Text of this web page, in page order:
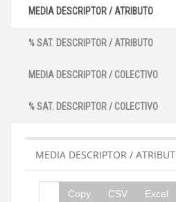
MEDIA DESCRIPTOR / ATRIBUTO
% SAT. DESCRIPTOR / ATRIBUTO
MEDIA DESCRIPTOR / COLECTIVO
% SAT. DESCRIPTOR / COLECTIVO
MEDIA DESCRIPTOR /
Copy CSV Excel